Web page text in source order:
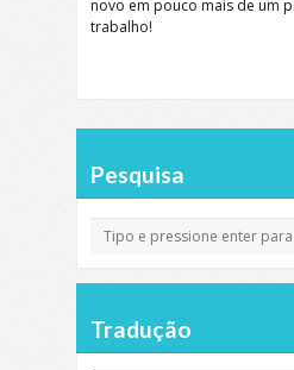
novo em pouco mais de um
trabalho!
Pesquisa
Tradução